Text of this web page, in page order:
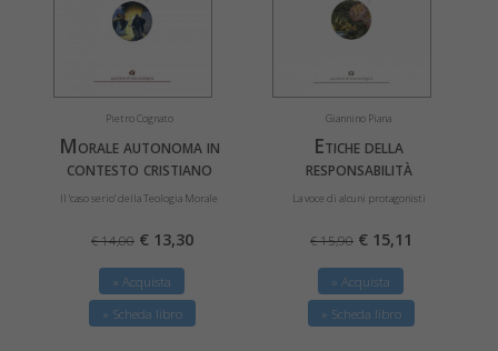
Pietro Cognato
Morale autonoma in
contesto cristiano
Il ‘caso serio’ della Teologia Morale
€ 14,00 € 13,30
» Acquista
» Scheda libro
Giannino Piana
Etiche della
responsabilità
La voce di alcuni protagonisti
€ 15,90 € 15,11
» Acquista
» Scheda libro